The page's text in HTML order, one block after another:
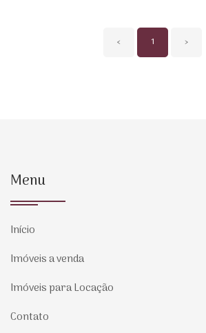
‹ 1 ›
Menu
Início
Imóveis a venda
Imóveis para Locação
Contato